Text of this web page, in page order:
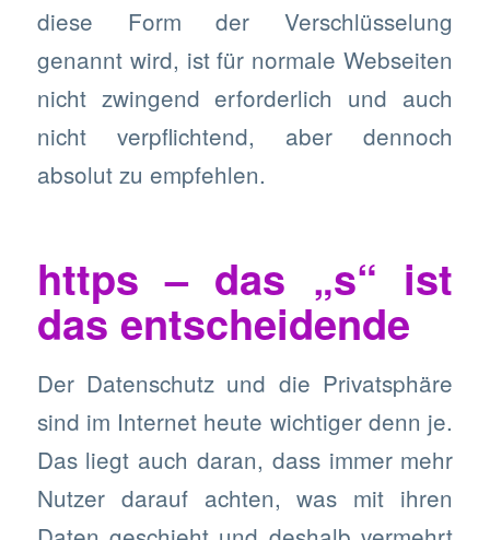
diese Form der Verschlüsselung
genannt wird, ist für normale Webseiten
nicht zwingend erforderlich und auch
nicht verpflichtend, aber dennoch
absolut zu empfehlen.
https – das „s“ ist
das entscheidende
Der Datenschutz und die Privatsphäre
sind im Internet heute wichtiger denn je.
Das liegt auch daran, dass immer mehr
Nutzer darauf achten, was mit ihren